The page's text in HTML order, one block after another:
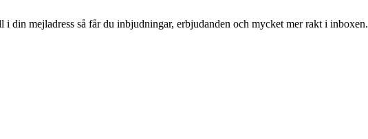
din mejladress så får du inbjudningar, erbjudanden och mycket mer rakt i inboxen.